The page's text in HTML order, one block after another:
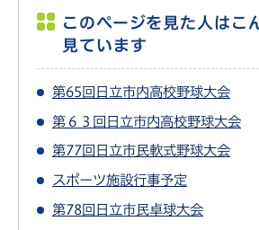
このページを見た人はこ
見ています
第65回日立市内高校野球大会
第６３回日立市内高校野球大会
第77回日立市民軟式野球大会
スポーツ施設行事予定
第78回日立市民卓球大会